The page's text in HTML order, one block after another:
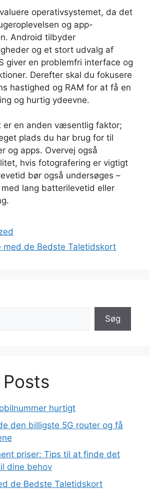
operativsystemet, da det
og app-
Android tilbyder
og et stort udvalg af
giver en problemfri interface og
Derefter skal du fokusere
hastighed og RAM for at få en
og hurtig ydeevne.
er en anden væsentlig faktor;
plads du har brug for til
og apps. Overvej også
hvis fotografering er vigtigt
bør også undersøges –
lang batterilevetid eller
med de Bedste Taletidskort
Søg
hurtigt
den billigste 5G router og få
priser: Tips til at finde det
dine behov
de Bedste Taletidskort